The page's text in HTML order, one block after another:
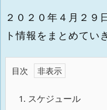
２０２０年４月２９
ト情報をまとめてい
目次
1. スケジュール